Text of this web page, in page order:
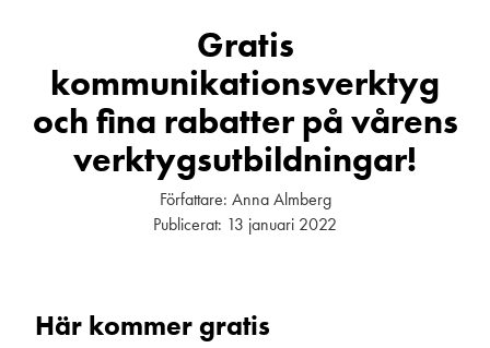
Gratis
kommunikationsverktyg
och fina rabatter på vårens
verktygsutbildningar!
Författare: Anna Almberg
Publicerat: 13 januari 2022
Här kommer gratis